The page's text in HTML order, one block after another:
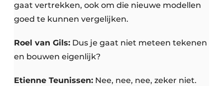
gaat vertrekken, ook om die nieuwe modellen
goed te kunnen vergelijken.
Roel van Gils: Dus je gaat niet meteen tekenen
en bouwen eigenlijk?
Etienne Teunissen: Nee, nee, nee, zeker niet.